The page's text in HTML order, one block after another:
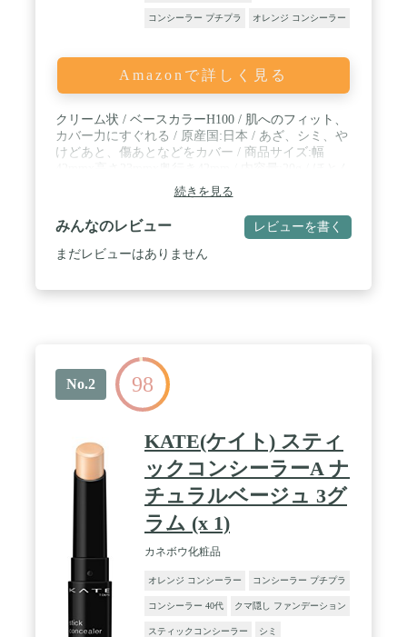
コンシーラー プチプラ オレンジ コンシーラー
Amazonで詳しく見る
クリーム状 / ベースカラーH100 / 肌へのフィット、
カバー力にすぐれる / 原産国:日本 / あざ、シミ、や
けどあと、傷あとなどをカバー / 商品サイズ:幅
どのあざやしみ(肝斑)、傷あとをカバーするために
使用できます。(メイクアップによる効果)
続きを見る
みんなのレビュー レビューを書く
まだレビューはありません
No.2 98
KATE(ケイト) スティ
ックコンシーラーA ナ
チュラルベージュ 3グ
ラム (x 1)
カネボウ化粧品
オレンジ コンシーラー コンシーラー プチプラ
コンシーラー 40代 クマ隠し ファンデーション
スティックコンシーラー シミ